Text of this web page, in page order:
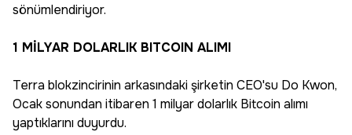
sönümlendiriyor.
1 MİLYAR DOLARLIK BITCOIN ALIMI
Terra blokzincirinin arkasındaki şirketin CEO'su Do Kwon,
Ocak sonundan itibaren 1 milyar dolarlık Bitcoin alımı
yaptıklarını duyurdu.